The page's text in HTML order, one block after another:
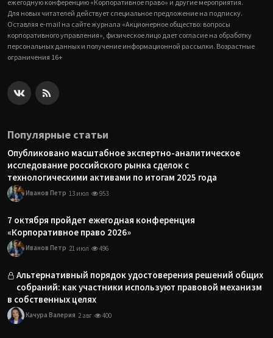
ежегодную конференцию «Корпоративное право» и другие мероприятия.
Для новых читателей действует специальное предложение на подписку.
Оставляя e-mail на сайте журнала «Акционерное общество: вопросы
корпоративного управления», физическое лицо дает согласие на обработку
персональных данных и получение информационной рассылки. Возрастные
ограничения 16+
Популярные статьи
Опубликовано масштабное экспертно-аналитическое
исследование российского рынка сделок с
технологическими активами по итогам 2025 года
Иванов Петр 13 июл 953
7 октября пройдет ежегодная конференция
«Корпоративное право 2026»
Иванов Петр 21 июл 496
Альтернативный порядок удостоверения решений общих
собраний: как участники используют правовой механизм
в собственных целях
Качура Валерия 2 авг 400